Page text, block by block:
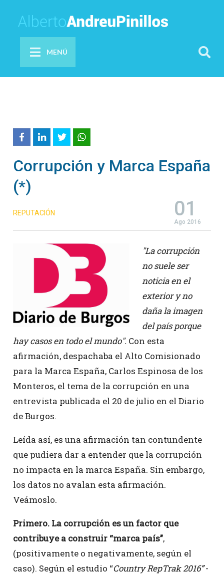
MENÚ
Corrupción y Marca España
(*)
01
Ago 2016
REPUTACIÓN
"La corrupción
no suele ser
noticia en el
exterior y no
daña la imagen
del país porque
hay casos en todo el mundo". Con esta
afirmación, despachaba el Alto Comisionado
para la Marca España, Carlos Espinosa de los
Monteros, el tema de la corrupción en una
entrevista publicada el 20 de julio en el Diario
de Burgos.
Leída así, es una afirmación tan contundente
que pudiera dar a entender que la corrupción
no impacta en la marca España. Sin embargo,
los datos no avalan esta afirmación.
Veámoslo.
Primero. La corrupción es un factor que
contribuye a construir “marca país”,
(positivamente o negativamente, según el
caso). Según el estudio “Country RepTrak 2016”-